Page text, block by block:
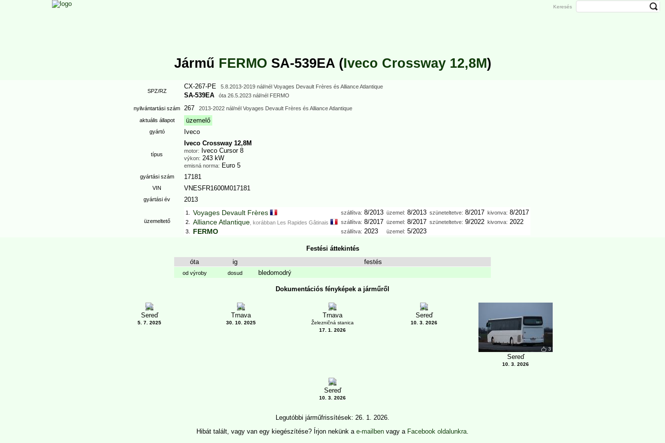
Jármű FERMO SA-539EA (Iveco Crossway 12,8M)
SPZ/RZ
CX-267-PE 5.8.2013-2019 nál/nél Voyages Devault Frères és Alliance Atlantique
SA-539EA óta 26.5.2023 nál/nél FERMO
nyilvántartási szám 267 2013-2022 nál/nél Voyages Devault Frères és Alliance Atlantique
aktuális állapot
üzemelő
gyártó Iveco
típus
Iveco Crossway 12,8M
motor: Iveco Cursor 8
výkon: 243 kW
emisná norma: Euro 5
gyártási szám 17181
VIN VNESFR1600M017181
gyártási év 2013
üzemeltető
1. Voyages Devault Frères szállítva: 8/2013 üzemel: 8/2013 szüneteltetve: 8/2017 kivonva: 8/2017
2. Alliance Atlantique , korábban Les Rapides Gâtinais szállítva: 8/2017 üzemel: 8/2017 szüneteltetve: 9/2022 kivonva: 2022
3. FERMO szállítva: 2023 üzemel: 5/2023
Festési áttekintés
óta
ig festés
od výroby dosud bledomodrý
Dokumentációs fényképek a járműről
5
Sereď
5. 7. 2025
5
Trnava
30. 10. 2025
3
Trnava
Železničná stanica
17. 1. 2026
3
Sereď
10. 3. 2026
3
Sereď
10. 3. 2026
3
Sereď
10. 3. 2026
Legutóbbi járműfrissítések: 26. 1. 2026.
Hibát talált, vagy van egy kiegészítése? Írjon nekünk a e-mailben vagy a Facebook oldalunkra.
Keresés